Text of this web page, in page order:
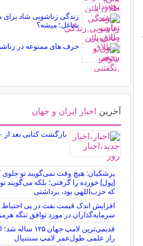
زندگی زناشویی شاد برای
شاغل؛ میشه؟
حرف های ممنوعه در
آخرین اخبار ایران و جهان
بازگشت کتابی بعد از ۱۵۰سال
پزشکیان: هیچ وقت نمی‌گویند تو
[پول] خورده را گرفتی؛ بلکه می‌گویند تو
که حزب‌اللهی بود، برداشتی
افزایش اندک قیمت نفت در پی احتیاط
سرمایه‌گذاران در مورد توافق تنگه هرمز
قدیمی‌ترین لامپ جهان
راز علمی طول‌عمر لامپ سنتنیال